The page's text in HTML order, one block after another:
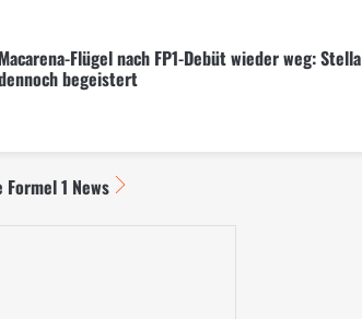
Macarena-Flügel nach FP1-Debüt wieder weg: Stella
begeistert
Formel 1 News